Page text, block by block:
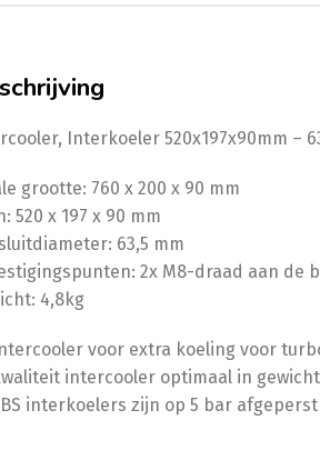
Interkoeler 520x197x90mm –
grootte: 760 x 200 x 90 mm
520 x 197 x 90 mm
63,5 mm
2x M8-draad aan de
4,8kg
voor extra koeling voor
intercooler optimaal in
interkoelers zijn op 5 bar